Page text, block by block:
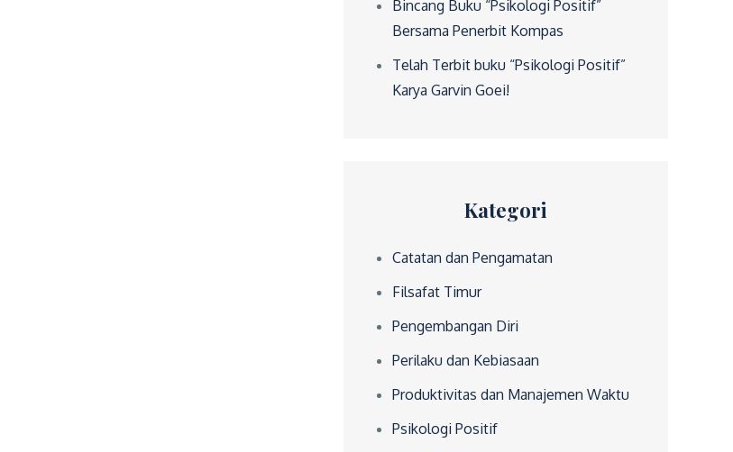
Bincang Buku “Psikologi Positif”
Bersama Penerbit Kompas
Telah Terbit buku “Psikologi Positif”
Karya Garvin Goei!
Kategori
Catatan dan Pengamatan
Filsafat Timur
Pengembangan Diri
Perilaku dan Kebiasaan
Produktivitas dan Manajemen Waktu
Psikologi Positif